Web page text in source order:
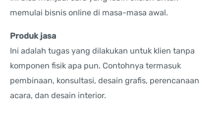
memulai bisnis online di masa-masa awal.
Produk jasa
Ini adalah tugas yang dilakukan untuk klien tanpa
komponen fisik apa pun. Contohnya termasuk
pembinaan, konsultasi, desain grafis, perencanaan
acara, dan desain interior.